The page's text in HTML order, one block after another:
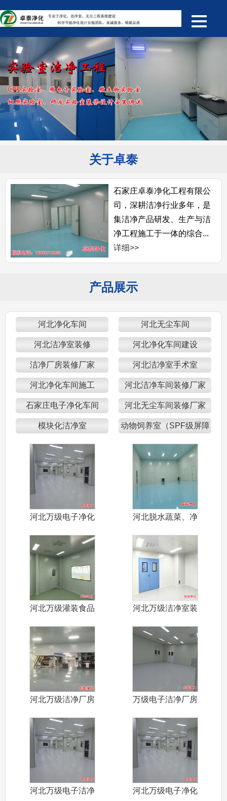
关于卓泰
石家庄卓泰净化工程有限公
司，深耕洁净行业多年，是
集洁净产品研发、生产与洁
净工程施工于一体的综合...
详细>>
产品展示
河北净化车间 河北无尘车间
河北洁净室装修 河北净化车间建设
洁净厂房装修厂家 河北洁净室手术室
河北净化车间施工 河北洁净车间装修厂家
石家庄电子净化车间 河北无尘车间装修厂家
模块化洁净室
动物饲养室（SPF级屏障
河北万级电子净化
河北脱水蔬菜、净
河北万级灌装食品
河北万级洁净室装
河北万级洁净厂房
万级电子洁净厂房
河北万级电子洁净
河北万级电子净化